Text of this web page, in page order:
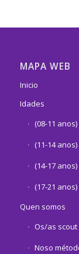
MAPA WEB
Inicio
Idades
(08-11
(11-14
(14-17
(17-21 anos)
Quen somos
Os/as scout
Noso